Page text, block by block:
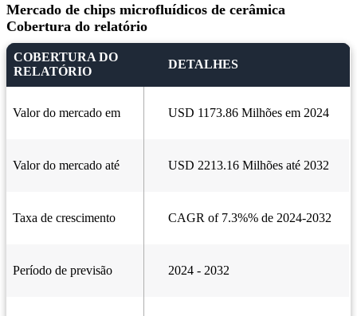
Mercado de chips microfluídicos de cerâmica
Cobertura do relatório
COBERTURA DO
RELATÓRIO
DETALHES
Valor do mercado em USD 1173.86 Milhões em 2024
Valor do mercado até USD 2213.16 Milhões até 2032
Taxa de crescimento CAGR of 7.3%% de 2024-2032
Período de previsão 2024 - 2032